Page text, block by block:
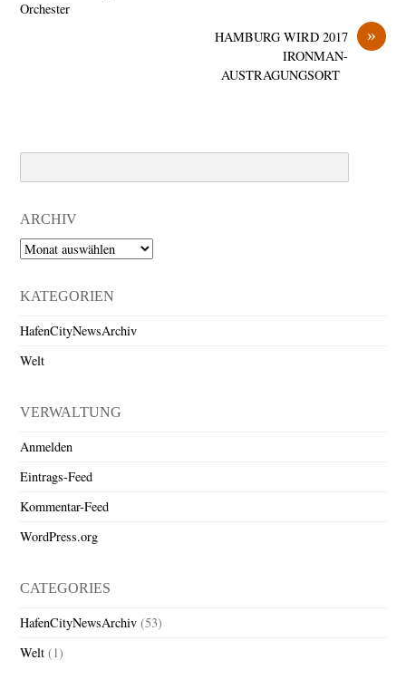
Orchester
»
HAMBURG WIRD 2017
IRONMAN-
AUSTRAGUNGSORT
ARCHIV
Archiv
KATEGORIEN
HafenCityNewsArchiv
Welt
VERWALTUNG
Anmelden
Eintrags-Feed
Kommentar-Feed
WordPress.org
CATEGORIES
HafenCityNewsArchiv (53)
Welt (1)